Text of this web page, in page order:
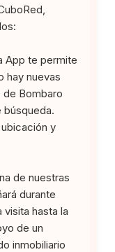
App te permite
hay nuevas
Bombaro
y
de nuestras
durante
hasta la
de un
inmobiliario